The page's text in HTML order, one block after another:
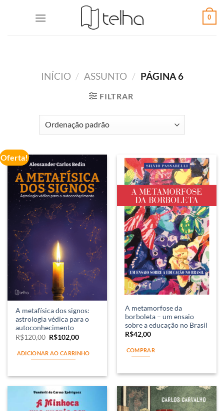
0
INÍCIO / ASSUNTO / PÁGINA 6
FILTRAR
Oferta!
A metafísica dos signos:
astrologia védica para o
autoconhecimento
R$120,00 R$102,00
ADICIONAR AO CARRINHO
A metamorfose da
borboleta – um ensaio
sobre a educação no Brasil
R$42,00
COMPRAR